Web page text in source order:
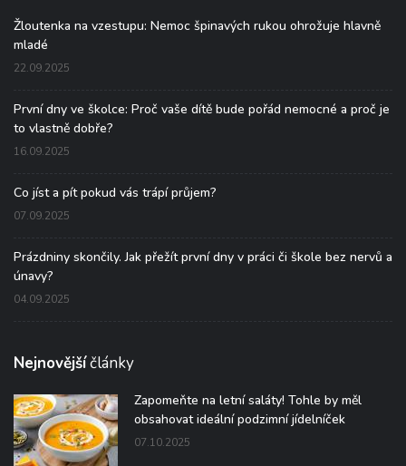
Žloutenka na vzestupu: Nemoc špinavých rukou ohrožuje hlavně
mladé
22.09.2025
První dny ve školce: Proč vaše dítě bude pořád nemocné a proč je
to vlastně dobře?
16.09.2025
Co jíst a pít pokud vás trápí průjem?
07.09.2025
Prázdniny skončily. Jak přežít první dny v práci či škole bez nervů a
únavy?
04.09.2025
Nejnovějšíčlánky
Zapomeňte na letní saláty! Tohle by měl
obsahovat ideální podzimní jídelníček
07.10.2025